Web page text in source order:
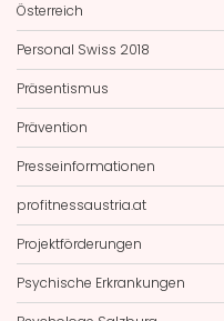
Österreich
Personal Swiss 2018
Präsentismus
Prävention
Presseinformationen
profitnessaustria.at
Projektförderungen
Psychische Erkrankungen